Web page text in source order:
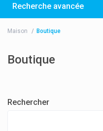
Recherche avancée
Maison Boutique
Boutique
Rechercher